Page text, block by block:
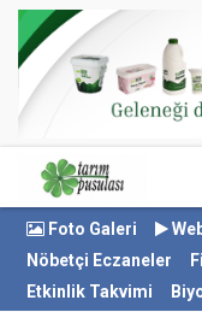
Foto Galeri
Nöbetçi Eczaneler
Etkinlik Takvimi